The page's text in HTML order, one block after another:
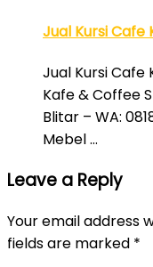
Jual Kursi Cafe
Jual Kursi Cafe
Kafe & Coffee
Blitar – WA:
Mebel …
Leave a Reply
Your email address
fields are marked *